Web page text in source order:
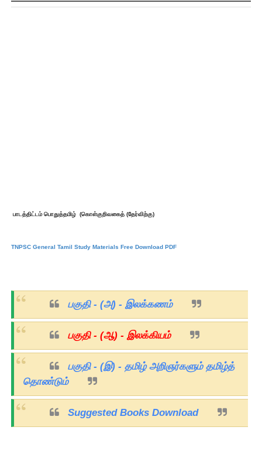
பாடத்திட்டம் பொதுத்தமிழ் (கொள்குறிவகைத் (தேர்விற்கு)
TNPSC General Tamil Study Materials Free Download PDF
பகுதி - (அ) - இலக்கணம்
பகுதி - (ஆ) - இலக்கியம்
பகுதி - (இ) - தமிழ் அறிஞர்களும் தமிழ்த்
தொண்டும்
Suggested Books Download